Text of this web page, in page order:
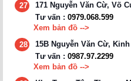
27
171 Nguyễn Văn Cừ, Võ
Tư vấn : 0979.068.599
Xem bản đồ -->
28
15B Nguyễn Văn Cừ,
Tư vấn : 0987.97.2299
Xem bản đồ -->